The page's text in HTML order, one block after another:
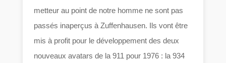
metteur au point de notre homme ne sont pas
passés inaperçus à Zuffenhausen. Ils vont être
mis à profit pour le développement des deux
nouveaux avatars de la 911 pour 1976 : la 934